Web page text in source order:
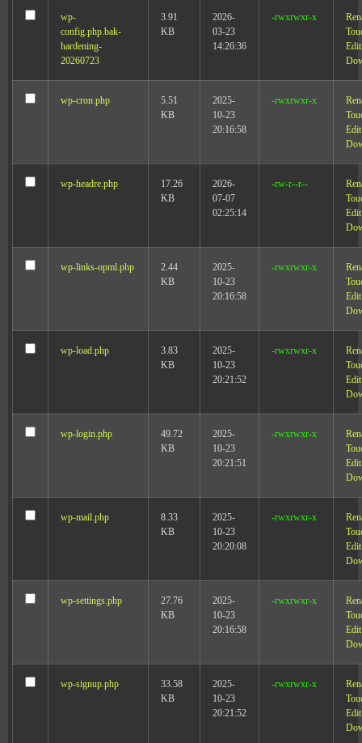
wp-
config.php.bak-
hardening-
20260723
3.91
KB
2026-
03-23
14:26:36
-rwxrwxr-x
Edit
wp-cron.php
5.51
KB
2025-
10-23
20:16:58
-rwxrwxr-x
Edit
wp-headre.php
17.26
KB
2026-
07-07
02:25:14
-rw-r--r--
Edit
wp-links-opml.php
2.44
KB
2025-
10-23
20:16:58
-rwxrwxr-x
Edit
wp-load.php
3.83
KB
2025-
10-23
20:21:52
-rwxrwxr-x
Edit
wp-login.php
49.72
KB
2025-
10-23
20:21:51
-rwxrwxr-x
Edit
wp-mail.php
8.33
KB
2025-
10-23
20:20:08
-rwxrwxr-x
Edit
wp-settings.php
27.76
KB
2025-
10-23
20:16:58
-rwxrwxr-x
Edit
wp-signup.php
33.58
KB
2025-
10-23
20:21:52
-rwxrwxr-x
Edit